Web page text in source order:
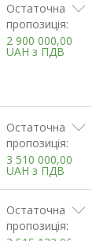
Остаточна
пропозиція:
2 900 000,00
UAH з ПДВ
Остаточна
пропозиція:
3 510 000,00
UAH з ПДВ
Остаточна
пропозиція: